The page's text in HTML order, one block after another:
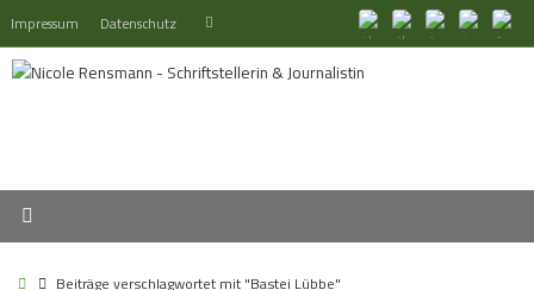
Inhalt
springen
Impressum Datenschutz Suchen
StartBeiträge verschlagwortet mit "Bastei Lübbe"